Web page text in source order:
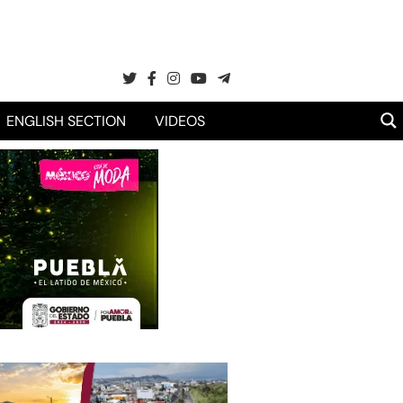
ENGLISH SECTION VIDEOS